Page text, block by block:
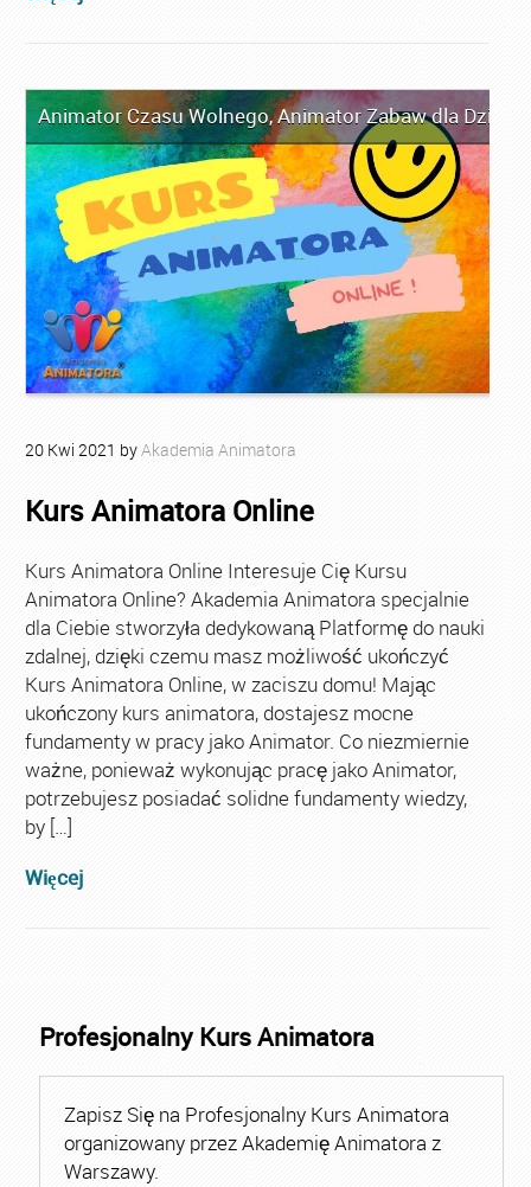
Animator Czasu Wolnego,Animator Zabaw dla Dzieci
20 Kwi 2021 byAkademia Animatora
Kurs Animatora Online
Kurs Animatora Online Interesuje Cię Kursu
Animatora Online? Akademia Animatora specjalnie
dla Ciebie stworzyła dedykowaną Platformę do nauki
zdalnej, dzięki czemu masz możliwość ukończyć
Kurs Animatora Online, w zaciszu domu! Mając
ukończony kurs animatora, dostajesz mocne
fundamenty w pracy jako Animator. Co niezmiernie
ważne, ponieważ wykonując pracę jako Animator,
potrzebujesz posiadać solidne fundamenty wiedzy,
by […]
Więcej
Profesjonalny Kurs Animatora
Zapisz Się na Profesjonalny Kurs Animatora
organizowany przez Akademię Animatora z
Warszawy.